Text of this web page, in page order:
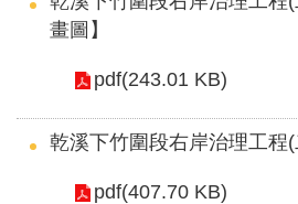
畫圖】
pdf(243.01 KB)
乾溪下竹圍段右岸治理工程(
pdf(407.70 KB)